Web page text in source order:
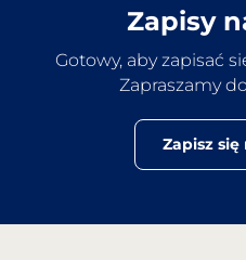
Zapisy
Gotowy, aby zapisać
Zapraszamy
Zapisz się